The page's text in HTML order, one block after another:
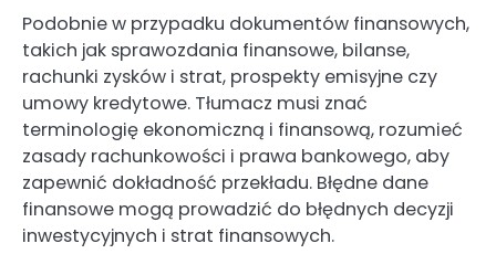
Podobnie w przypadku dokumentów finansowych,
takich jak sprawozdania finansowe, bilanse,
rachunki zysków i strat, prospekty emisyjne czy
umowy kredytowe. Tłumacz musi znać
terminologię ekonomiczną i finansową, rozumieć
zasady rachunkowości i prawa bankowego, aby
zapewnić dokładność przekładu. Błędne dane
finansowe mogą prowadzić do błędnych decyzji
inwestycyjnych i strat finansowych.